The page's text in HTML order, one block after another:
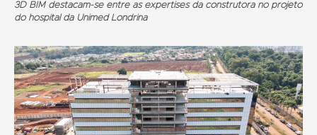
3D BIM destacam-se entre as expertises da construtora no projeto
do hospital da Unimed Londrina